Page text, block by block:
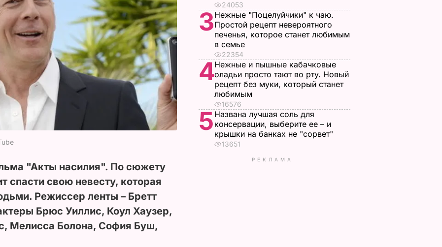
"Акты насилия". По сюжету
спасти свою невесту, которая
Режиссер ленты – Бретт
Брюс Уиллис, Коул Хаузер,
Мелисса Болона, София Буш,
24053
3Нежные "Поцелуйчики" к чаю.
Простой рецепт невероятного
печенья, которое станет любимым
в семье
22354
4Нежные и пышные кабачковые
оладьи просто тают во рту. Новый
рецепт без муки, который станет
любимым
16576
5 Названа лучшая соль для
консервации, выберите ее – и
крышки на банках не "сорвет"
13651
РЕКЛАМА